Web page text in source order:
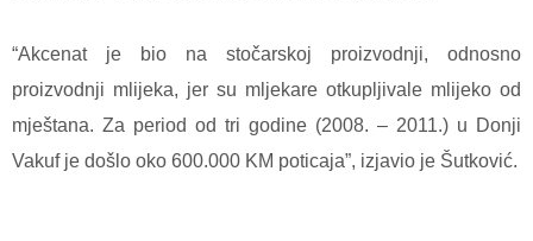
“Akcenat je bio na stočarskoj proizvodnji, odnosno
proizvodnji mlijeka, jer su mljekare otkupljivale mlijeko od
mještana. Za period od tri godine (2008. – 2011.) u Donji
Vakuf je došlo oko 600.000 KM poticaja”, izjavio je Šutković.